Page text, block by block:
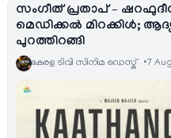
സംഗീത് പ്രതാപ് –
മെഡിക്കൽ മിറക്കിൾ;
പുറത്തിറങ്ങി
കേരള ടിവി സിനിമ ഡെസ്ക് 7